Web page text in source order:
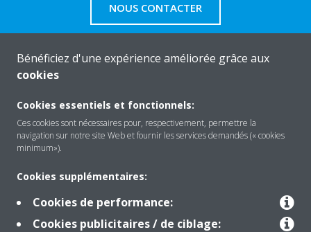
NOUS CONTACTER
Solutions
Contact
Bénéficiez d'une expérience améliorée grâce aux
cookies
Cookies essentiels et fonctionnels:
Ces cookies sont nécessaires pour, respectivement, permettre la
navigation sur notre site Web et fournir les services demandés (« cookies
minimum»).
Cookies supplémentaires:
Cookies de performance:
Cookies publicitaires / de ciblage: